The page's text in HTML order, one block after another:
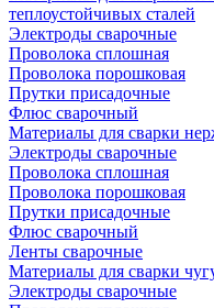
теплоустойчивых сталей
Электроды сварочные
Проволока сплошная
Проволока порошковая
Прутки присадочные
Флюс сварочный
Материалы для сварки
Электроды сварочные
Проволока сплошная
Проволока порошковая
Прутки присадочные
Флюс сварочный
Ленты сварочные
Материалы для сварки
Электроды сварочные